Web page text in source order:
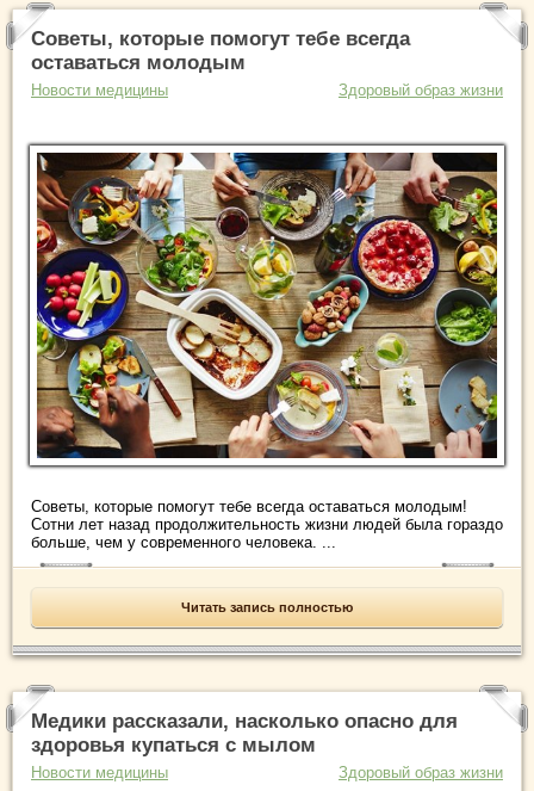
Советы, которые помогут тебе всегда
оставаться молодым
Новости медицины Здоровый образ жизни
Советы, которые помогут тебе всегда оставаться молодым!
Сотни лет назад продолжительность жизни людей была гораздо
больше, чем у современного человека. ...
Читать запись полностью
Медики рассказали, насколько опасно для
здоровья купаться с мылом
Новости медицины Здоровый образ жизни